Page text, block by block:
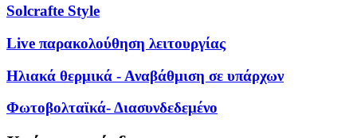
Solcrafte Style
Live παρακολούθηση λειτουργίας
Ηλιακά θερμικά - Αναβάθμιση σε υπάρχων
Φωτοβολταϊκά- Διασυνδεδεμένο